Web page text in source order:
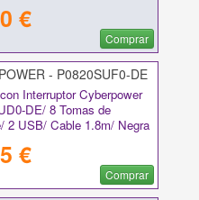
€
Comprar
- P0820SUF0-DE
Interruptor Cyberpower
DE/ 8 Tomas de
2 USB/ Cable 1.8m/ Negra
€
Comprar